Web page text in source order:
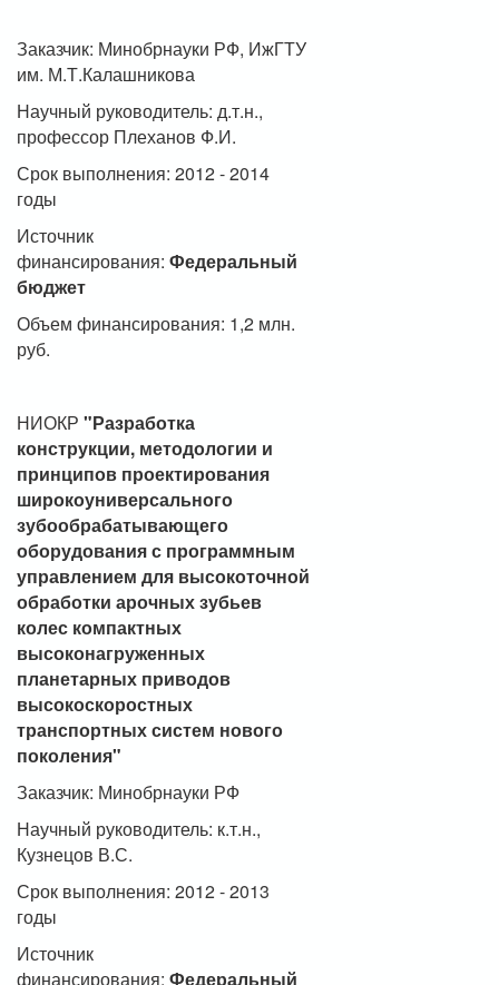
Заказчик: Минобрнауки РФ, ИжГТУ
им. М.Т.Калашникова
Научный руководитель: д.т.н.,
профессор Плеханов Ф.И.
Срок выполнения: 2012 - 2014
годы
Источник
финансирования: Федеральный
бюджет
Объем финансирования: 1,2 млн.
руб.
НИОКР "Разработка
конструкции, методологии и
принципов проектирования
широкоуниверсального
зубообрабатывающего
оборудования с программным
управлением для высокоточной
обработки арочных зубьев
колес компактных
высоконагруженных
планетарных приводов
высокоскоростных
транспортных систем нового
поколения"
Заказчик: Минобрнауки РФ
Научный руководитель: к.т.н.,
Кузнецов В.С.
Срок выполнения: 2012 - 2013
годы
Источник
финансирования: Федеральный